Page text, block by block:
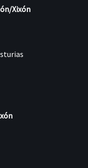
Xixón